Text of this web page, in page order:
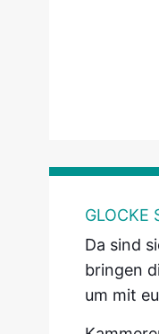
Da sind
bringen
um mit